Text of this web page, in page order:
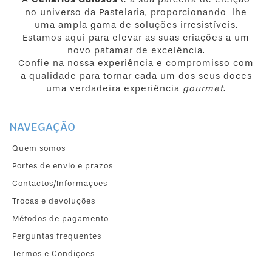
no universo da Pastelaria, proporcionando-lhe
uma ampla gama de soluções irresistíveis.
Estamos aqui para elevar as suas criações a um
novo patamar de excelência.
Confie na nossa experiência e compromisso com
a qualidade para tornar cada um dos seus doces
uma verdadeira experiência gourmet.
NAVEGAÇÃO
Quem somos
Portes de envio e prazos
Contactos/Informações
Trocas e devoluções
Métodos de pagamento
Perguntas frequentes
Termos e Condições